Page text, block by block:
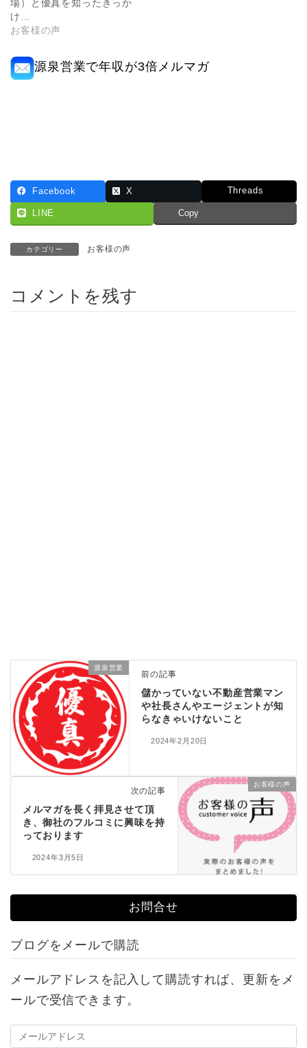
場）と優真を知ったきっか
け…
お客様の声
源泉営業で年収が3倍メルマガ
Facebook X Threads
LINE Copy
カテゴリー お客様の声
コメントを残す
源泉営業
前の記事
儲かっていない不動産営業マン
や社長さんやエージェントが知
らなきゃいけないこと
2024年2月20日
お客様の声
次の記事
メルマガを長く拝見させて頂
き、御社のフルコミに興味を持
っております
2024年3月5日
お問合せ
ブログをメールで購読
メールアドレスを記入して購読すれば、更新をメ
ールで受信できます。
メ